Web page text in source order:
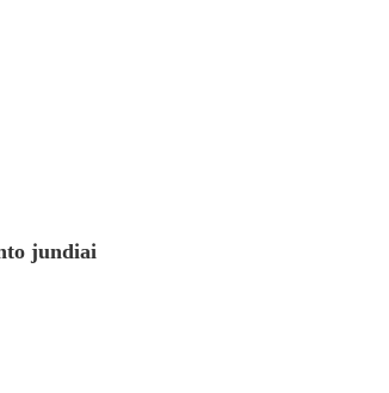
jundiai